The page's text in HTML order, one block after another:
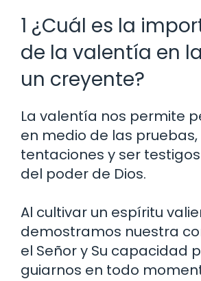
1 ¿Cuál es la
de la valentía en
un creyente?
La valentía nos permite
en medio de las pruebas,
tentaciones y ser
del poder de Dios.
Al cultivar un espíritu
demostramos nuestra
el Señor y Su capacidad
guiarnos en todo